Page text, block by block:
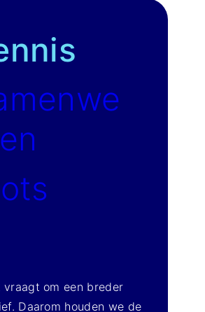
vraagt om een breder
Daarom houden we de